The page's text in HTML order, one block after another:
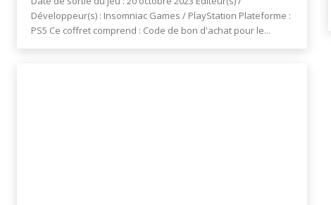
Développeur(s) : Insomniac Games / PlayStation Plateforme :
PS5 Ce coffret comprend : Code de bon d'achat pour le...